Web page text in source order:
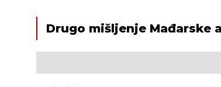
Drugo mišljenje Mađarske